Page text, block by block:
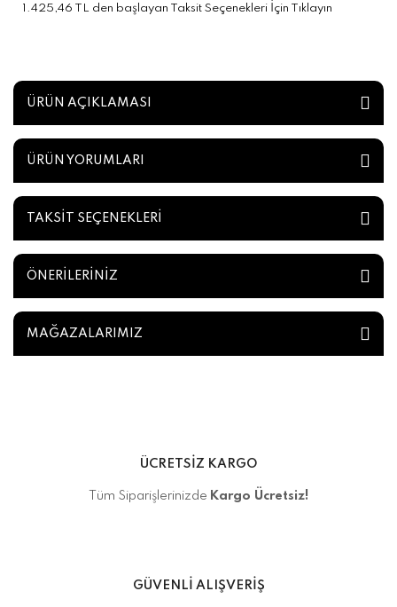
1.425,46 TL den başlayan Taksit Seçenekleri İçin Tıklayın
ÜRÜN AÇIKLAMASI
ÜRÜN YORUMLARI
TAKSİT SEÇENEKLERİ
ÖNERİLERİNİZ
MAĞAZALARIMIZ
ÜCRETSİZ KARGO
Tüm Siparişlerinizde Kargo Ücretsiz!
GÜVENLİ ALIŞVERİŞ